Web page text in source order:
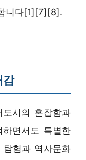
니다[1][7][8].
감
시의 혼잡함과
면서도 특별한
험과 역사문화